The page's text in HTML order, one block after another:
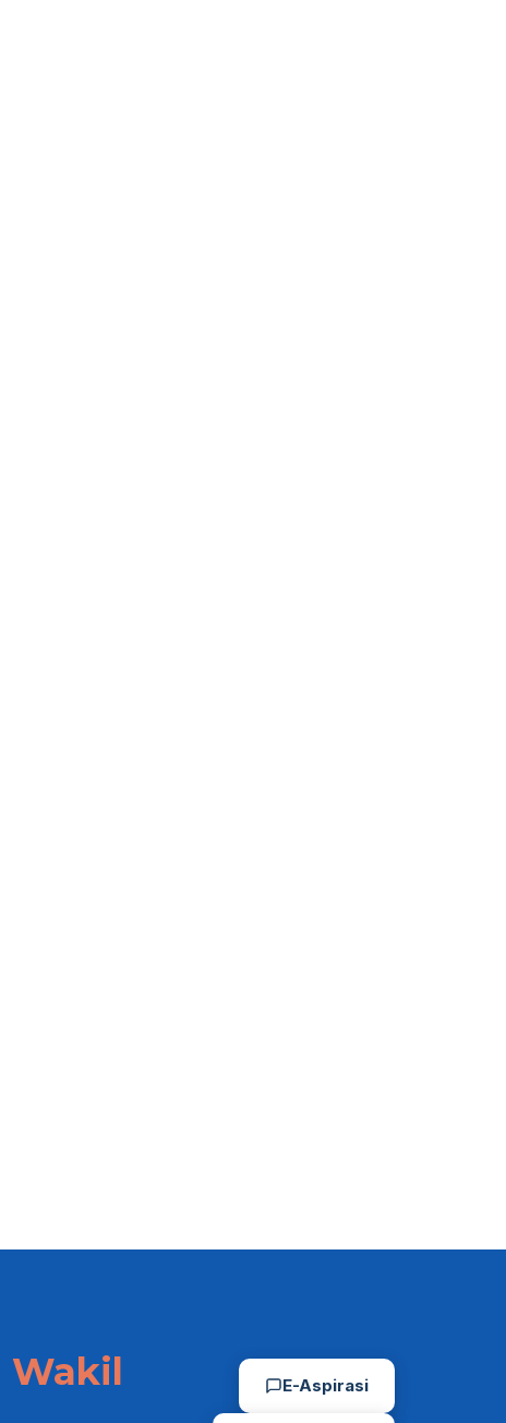
Wakil
E-Aspirasi